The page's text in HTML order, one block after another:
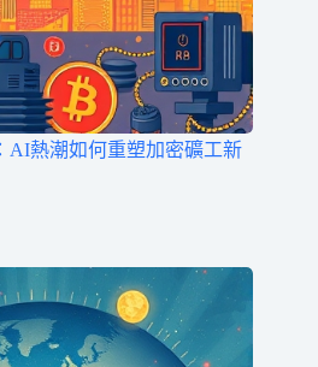
AI熱潮如何重塑加密礦工新